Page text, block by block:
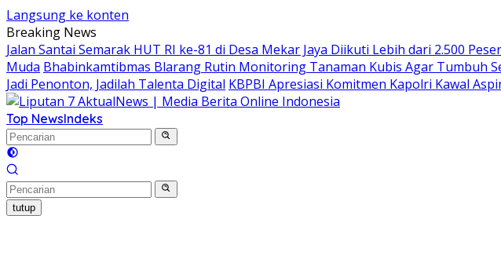
Langsung ke konten
Breaking News
Jalan Santai Semarak HUT RI ke-81 di Desa Mekar Jaya Diikuti Lebih dari 2.500
Muda Bhabinkamtibmas Blarang Rutin Monitoring Tanaman Kubis Agar Tumbuh
Jadi Penonton, Jadilah Talenta Digital KBPBI Apresiasi Komitmen Kapolri Kawal
Top NewsIndeks
tutup